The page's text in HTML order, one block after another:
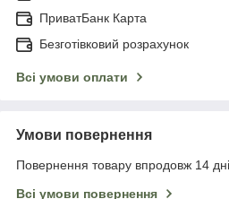
ПриватБанк Карта
Безготівковий розрахунок
Всі умови оплати
Умови повернення
Повернення товару впродовж 14
Всі умови повернення